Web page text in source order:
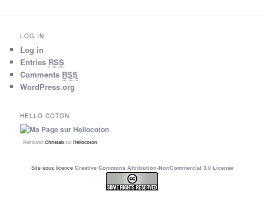
LOG IN
Log in
Entries RSS
Comments RSS
WordPress.org
HELLO COTON
RetrouvezChristalxsurHellocoton
Site sous licence Creative Commons Attribution-NonCommercial 3.0 License